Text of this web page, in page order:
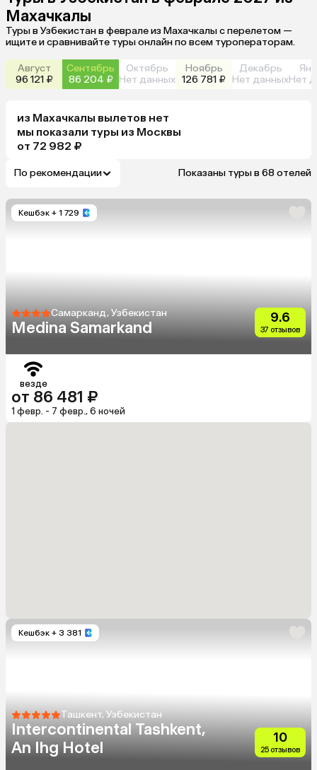
Махачкалы
Туры в Узбекистан в феврале из Махачкалы с перелетом —
ищите и сравнивайте туры онлайн по всем туроператорам.
Август
96 121 ₽
Сентябрь
86 204 ₽
Октябрь
Нет данных
Ноябрь
126 781 ₽
Декабрь
Нет данныхНет
из Махачкалы вылетов нет
мы показали туры из Москвы
от 72 982 ₽
По рекомендации Показаны туры в 68 отелей
Кешбэк + 1 729
Самарканд, Узбекистан
Medina Samarkand
9.6
37 отзывов
везде
от 86 481 ₽
1 февр. - 7 февр., 6 ночей
Кешбэк + 3 381
Ташкент, Узбекистан
Intercontinental Tashkent,
An Ihg Hotel
10
25 отзывов